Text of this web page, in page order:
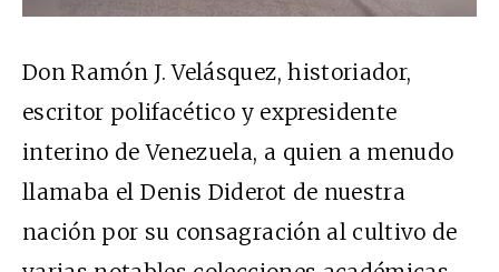
Don Ramón J. Velásquez, historiador,
escritor polifacético y expresidente
interino de Venezuela, a quien a menudo
llamaba el Denis Diderot de nuestra
nación por su consagración al cultivo de